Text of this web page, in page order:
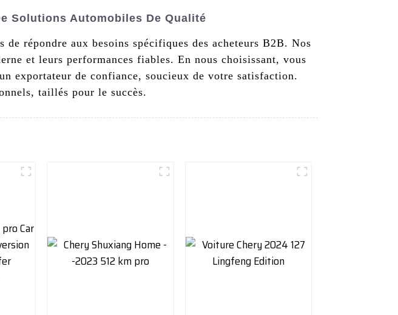
Solutions Automobiles De Qualité
répondre aux besoins spécifiques des acheteurs B2B. Nos
et leurs performances fiables. En nous choisissant, vous
exportateur de confiance, soucieux de votre satisfaction.
taillés pour le succès.